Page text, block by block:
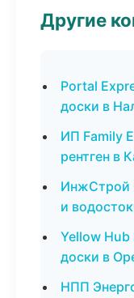
Другие
Portal
доски в
ИП Family
рентген в
ИнжСтрой
и
Yellow
доски в
НПП